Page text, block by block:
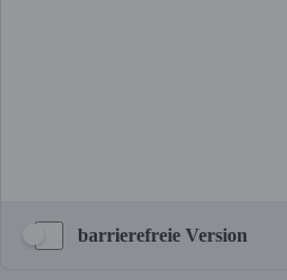
barrierefreie Version